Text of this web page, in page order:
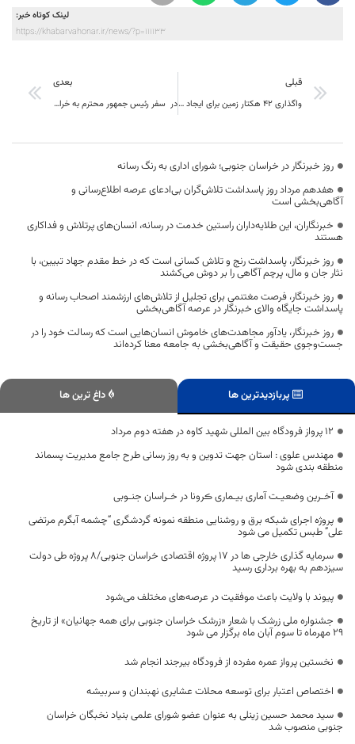
لینک کوتاه خبر:
https://khabarvahonar.ir/news/?p=111133
قبلی
واگذاری 42 هکتار زمین برای ایجاد شهرک تخصصی زرشک و عناب در خراسان جنوبی
بعدی
در سفر رئیس جمهور محترم به خراسان جنوبی، بالغ بر 66 هزار میلیارد تومان اعتبار مصوب شد
روز خبرنگار در خراسان جنوبی؛ شورای اداری به رنگ رسانه
هفدهم مرداد روز پاسداشت تلاش‌گران بی‌ادعای عرصه اطلاع‌رسانی و
آگاهی‌بخشی است
خبرنگاران، این طلایه‌داران راستین خدمت در رسانه، انسان‌های پرتلاش و فداکاری
هستند
روز خبرنگار، پاسداشت رنج و تلاش کسانی است که در خط مقدم جهاد تبیین، با
نثار جان و مال، پرچم آگاهی را بر دوش می‌کشند
روز خبرنگار، فرصت مغتنمی برای تجلیل از تلاش‌های ارزشمند اصحاب رسانه و
پاسداشت جایگاه والای خبرنگار در عرصه آگاهی‌بخشی
روز خبرنگار، یادآور مجاهدت‌های خاموش انسان‌هایی است که رسالت خود را در
جست‌وجوی حقیقت و آگاهی‌بخشی به جامعه معنا کرده‌اند
پربازدیدترین ها داغ ترین ها
۱۲ پرواز فرودگاه بین المللی شهید کاوه در هفته دوم مرداد
مهندس علوی : استان جهت تدوین و به روز رسانی طرح جامع مدیریت پسماند
منطقه بندی شود
آخـرین وضعیـت آماری بیـماری ڪرونا در خـراسان جنـوبی
پروژه اجرای شبکه برق و روشنایی منطقه نمونه گردشگری “چشمه آبگرم مرتضی
علی” طبس تکمیل می شود
سرمایه گذاری خارجی ها در ۱۷ پروژه اقتصادی خراسان جنوبی/۸ پروژه طی دولت
سیزدهم به بهره برداری رسید
پیوند با ولایت باعث موفقیت در عرصه‌های مختلف می‌شود
جشنواره ملی زرشک با شعار «زرشک خراسان جنوبی برای همه جهانیان» از تاریخ
29 مهرماه تا سوم آبان ماه برگزار می شود
نخستین پرواز عمره مفرده از فرودگاه بیرجند انجام شد
اختصاص اعتبار برای توسعه محلات عشایری نهبندان و سربیشه
سید محمد حسین زینلی به عنوان عضو شورای علمی بنیاد نخبگان خراسان
جنوبی منصوب شد